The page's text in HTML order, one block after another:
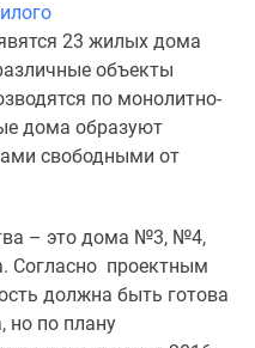
23 жилых дома
объекты
по монолитно-
дома образуют
свободными от
– это дома №3, №4,
Согласно проектным
должна быть готова
но по плану